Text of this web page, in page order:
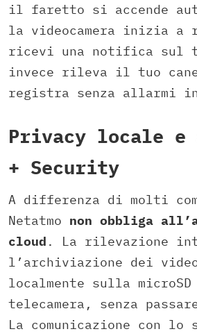
il faretto si accende
la videocamera inizia a
ricevi una notifica sul
invece rileva il tuo
registra senza allarmi
Privacy locale e
+ Security
A differenza di molti
Netatmo non obbliga
cloud . La rilevazione
l’archiviazione dei video
localmente sulla
telecamera, senza
La comunicazione con lo